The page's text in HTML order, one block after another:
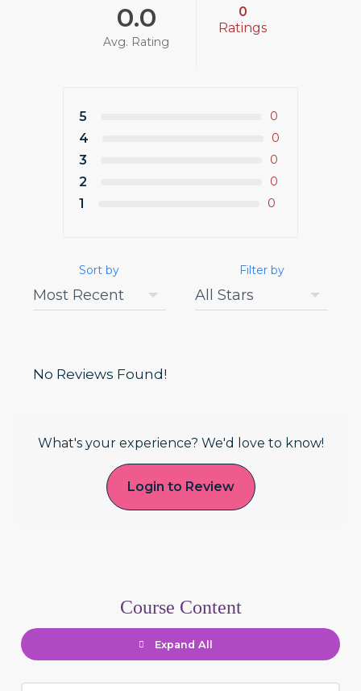
0.0
Avg. Rating
0
Ratings
5 0
4 0
3 0
2 0
1 0
Sort by Filter by
No Reviews Found!
What's your experience? We'd love to know!
Login to Review
Course Content
Expand All